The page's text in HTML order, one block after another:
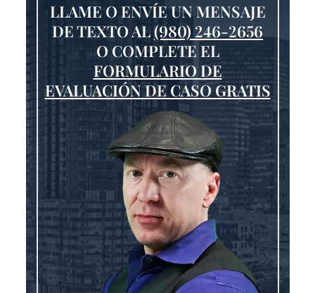
LLAME O ENVÍE UN MENSAJE
DE TEXTO AL(980) 246-2656
O COMPLETE EL
FORMULARIO DE
EVALUACIÓN DE CASO GRATIS